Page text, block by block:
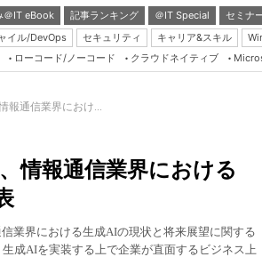
＠IT eBook 記事ランキング ＠IT Special セミナ
イル/DevOps セキュリティ キャリア&スキル
Server
Java
Linux ＆
ローコード/ノーコード クラウドネイティブ
報通信業界におけ...
情報通信業界における
業界における生成AIの現状と将来展望に関する
成AIを実装する上で企業が直面するビジネス上